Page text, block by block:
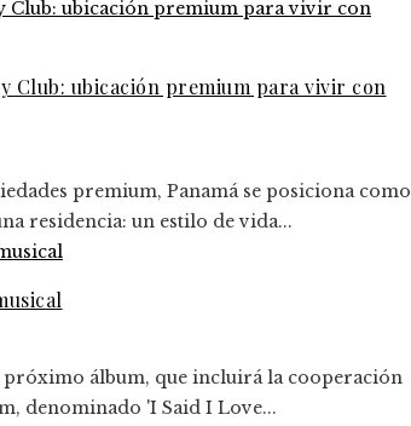
Club: ubicación premium para vivir con
premium, Panamá se posiciona como
residencia: un estilo de vida...
próximo álbum, que incluirá la cooperación
denominado 'I Said I Love...